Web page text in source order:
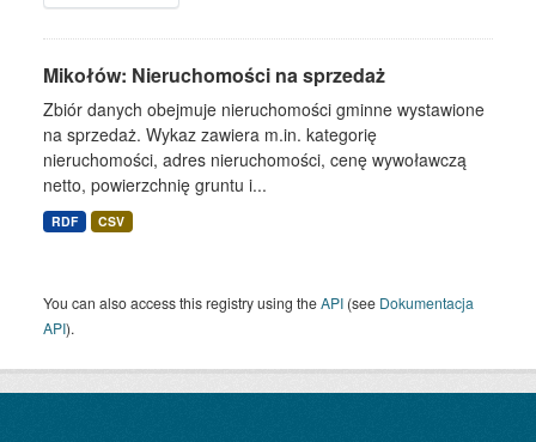
Mikołów: Nieruchomości na sprzedaż
Zbiór danych obejmuje nieruchomości gminne wystawione
na sprzedaż. Wykaz zawiera m.in. kategorię
nieruchomości, adres nieruchomości, cenę wywoławczą
netto, powierzchnię gruntu i...
RDF CSV
You can also access this registry using theAPI (see Dokumentacja
API).